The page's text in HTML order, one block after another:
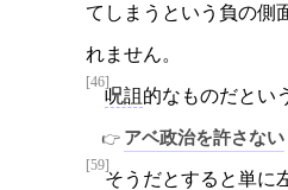
てしまうという負の側
れません。
[46]
呪詛 的なものだとい
アベ政治を許さない
[59]
そうだとすると単に